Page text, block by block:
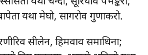
यथा मेघो, सागरोव गुणाकरो.
सीलेन, हिमवाव समाधिना;